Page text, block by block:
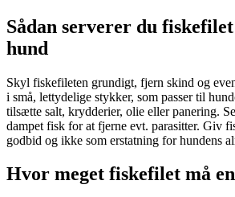
Sådan serverer du
hund
Skyl fiskefileten grundigt, fjern skind og
i små, lettydelige stykker, som passer til
tilsætte salt, krydderier, olie eller panering.
dampet fisk for at fjerne evt. parasitter. Giv
godbid og ikke som erstatning for hundens
Hvor meget fiskefilet må